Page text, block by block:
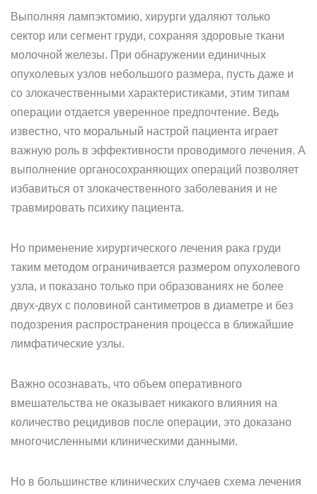
Выполняя лампэктомию, хирурги удаляют только
сектор или сегмент груди, сохраняя здоровые ткани
молочной железы. При обнаружении единичных
опухолевых узлов небольшого размера, пусть даже и
со злокачественными характеристиками, этим типам
операции отдается уверенное предпочтение. Ведь
известно, что моральный настрой пациента играет
важную роль в эффективности проводимого лечения. А
выполнение органосохраняющих операций позволяет
избавиться от злокачественного заболевания и не
травмировать психику пациента.
Но применение хирургического лечения рака груди
таким методом ограничивается размером опухолевого
узла, и показано только при образованиях не более
двух-двух с половиной сантиметров в диаметре и без
подозрения распространения процесса в ближайшие
лимфатические узлы.
Важно осознавать, что объем оперативного
вмешательства не оказывает никакого влияния на
количество рецидивов после операции, это доказано
многочисленными клиническими данными.
Но в большинстве клинических случаев схема лечения